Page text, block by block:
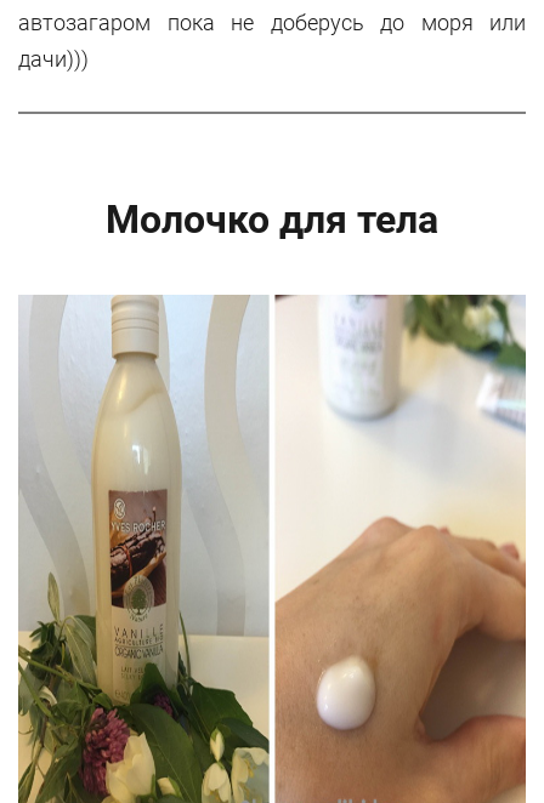
автозагаром пока не доберусь до моря или
дачи)))
Молочко для тела